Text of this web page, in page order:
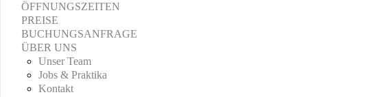
ÖFFNUNGSZEITEN
PREISE
BUCHUNGSANFRAGE
ÜBER UNS
Unser Team
Jobs & Praktika
Kontakt